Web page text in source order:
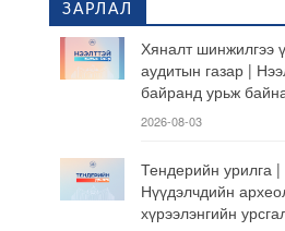
ЗАРЛАЛ
Хяналт шинжилгээ
аудитын газар |
байранд урьж
2026-08-03
Тендерийн
Нүүдэлчдийн
хүрээлэнгийн